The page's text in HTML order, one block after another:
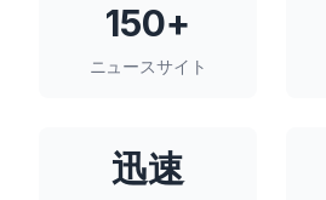
150+
ニュースサイト
迅速